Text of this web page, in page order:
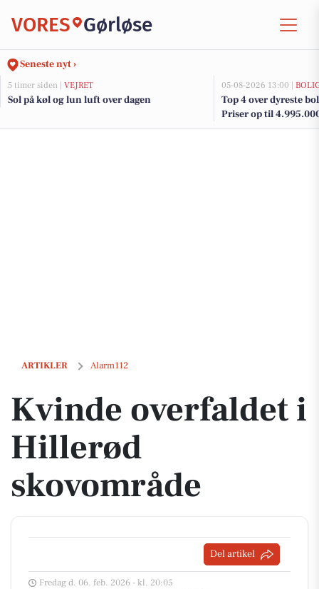
VORES Gørløse
Seneste nyt ›
5 timer siden | VEJRET
Sol på køl og lun luft over dagen
05-08-2026 13:00 |
Top 4 over dyreste
Priser op til
ARTIKLER Alarm112
Kvinde overfaldet i Hillerød skovområde
Kvinde overfaldet i
Hillerød
skovområde
Del artikel
Fredag d. 06. feb. 2026 - kl. 20:05